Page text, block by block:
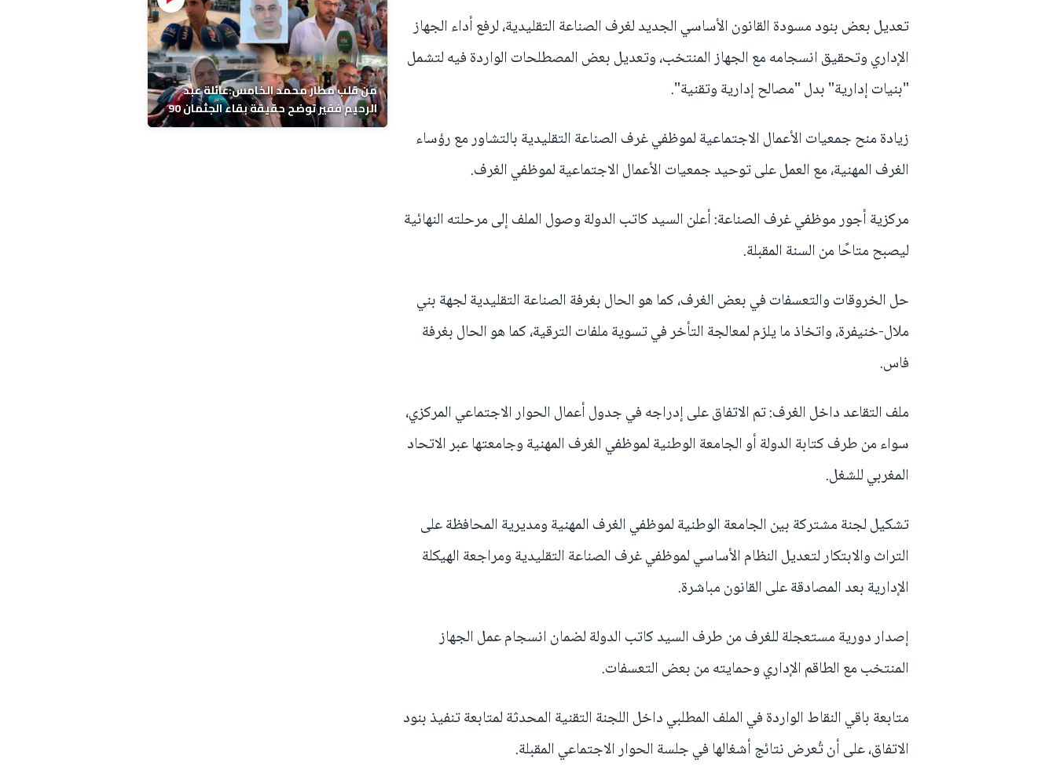
من قلب مطار محمد الخامس:عائلة عبد
الرحيم فقير توضح حقيقة بقاء الجثمان 90
يوماً قبل إعادته إلى المغرب
تعديل بعض بنود مسودة القانون الأساسي الجديد لغرف الصناعة التقليدية، لرفع أداء الجهاز
الإداري وتحقيق انسجامه مع الجهاز المنتخب، وتعديل بعض المصطلحات الواردة فيه لتشمل
"بنيات إدارية" بدل "مصالح إدارية وتقنية".
زيادة منح جمعيات الأعمال الاجتماعية لموظفي غرف الصناعة التقليدية بالتشاور مع رؤساء
الغرف المهنية، مع العمل على توحيد جمعيات الأعمال الاجتماعية لموظفي الغرف.
مركزية أجور موظفي غرف الصناعة: أعلن السيد كاتب الدولة وصول الملف إلى مرحلته النهائية
ليصبح متاحًا من السنة المقبلة.
حل الخروقات والتعسفات في بعض الغرف، كما هو الحال بغرفة الصناعة التقليدية لجهة بني
ملال-خنيفرة، واتخاذ ما يلزم لمعالجة التأخر في تسوية ملفات الترقية، كما هو الحال بغرفة
فاس.
ملف التقاعد داخل الغرف: تم الاتفاق على إدراجه في جدول أعمال الحوار الاجتماعي المركزي،
سواء من طرف كتابة الدولة أو الجامعة الوطنية لموظفي الغرف المهنية وجامعتها عبر الاتحاد
المغربي للشغل.
تشكيل لجنة مشتركة بين الجامعة الوطنية لموظفي الغرف المهنية ومديرية المحافظة على
التراث والابتكار لتعديل النظام الأساسي لموظفي غرف الصناعة التقليدية ومراجعة الهيكلة
الإدارية بعد المصادقة على القانون مباشرة.
إصدار دورية مستعجلة للغرف من طرف السيد كاتب الدولة لضمان انسجام عمل الجهاز
المنتخب مع الطاقم الإداري وحمايته من بعض التعسفات.
متابعة باقي النقاط الواردة في الملف المطلبي داخل اللجنة التقنية المحدثة لمتابعة تنفيذ بنود
الاتفاق، على أن تُعرض نتائج أشغالها في جلسة الحوار الاجتماعي المقبلة.